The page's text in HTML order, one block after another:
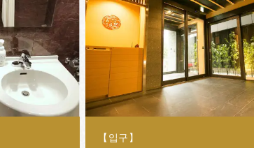
【입구】